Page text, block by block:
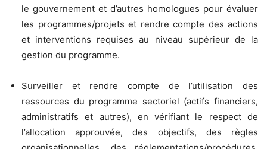
le gouvernement et d’autres homologues pour évaluer
les programmes/projets et rendre compte des actions
et interventions requises au niveau supérieur de la
gestion du programme.
Surveiller et rendre compte de l’utilisation des
ressources du programme sectoriel (actifs financiers,
administratifs et autres), en vérifiant le respect de
l’allocation approuvée, des objectifs, des règles